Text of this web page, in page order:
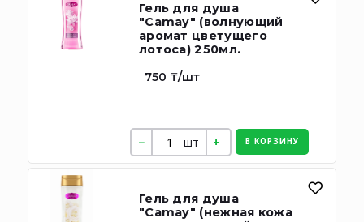
Гель для душа
"Camay" (волнующий
аромат цветущего
лотоса) 250мл.
750 ₸/шт
шт В КОРЗИНУ
Гель для душа
"Camay" (нежная кожа